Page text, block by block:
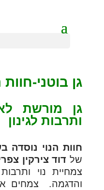
גן בוטני-
גן מורשת
ותרבות לגינון
חוות הנוי נוסדה
של דוד צירקין
צמחיית נוי
והדגמה. צמחים